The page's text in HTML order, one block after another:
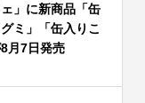
ェ」に新商品「缶
ミ」「缶入りこ
月7日発売